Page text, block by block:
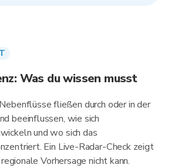
Was du wissen musst
fließen durch oder in der
beeinflussen, wie sich
und wo sich das
Ein Live-Radar-Check zeigt
Vorhersage nicht kann.